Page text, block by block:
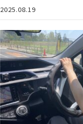
2025.08.19